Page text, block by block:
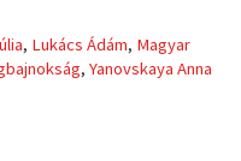
t
, Lukács Ádám, Magyar
,Yanovskaya Anna